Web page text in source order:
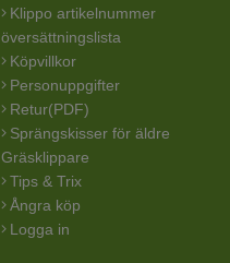
Klippo artikelnummer
översättningslista
Köpvillkor
Personuppgifter
Retur(PDF)
Sprängskisser för äldre
Gräsklippare
Tips & Trix
Ångra köp
Logga in